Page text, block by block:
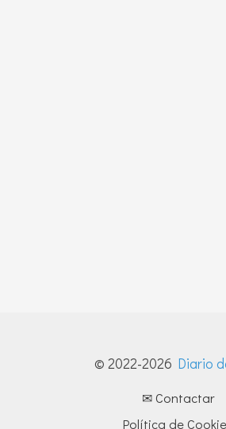
© 2022-2026 Diario
✉ Contactar
Política de